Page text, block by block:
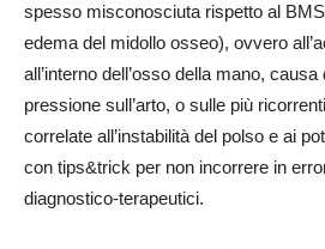
spesso misconosciuta rispetto al
edema del midollo osseo), ovvero
all’interno dell’osso della mano,
pressione sull’arto, o sulle più
correlate all’instabilità del polso e ai
con tips&trick per non incorrere in
diagnostico-terapeutici.